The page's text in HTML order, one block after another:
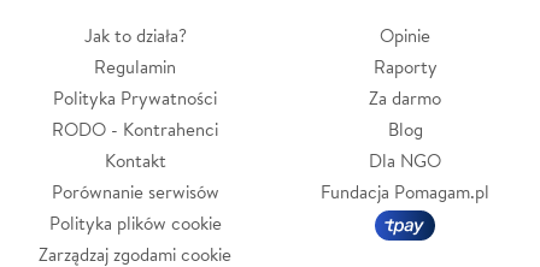
Jak to działa?
Regulamin
Polityka Prywatności
RODO - Kontrahenci
Kontakt
Porównanie serwisów
Polityka plików cookie
Zarządzaj zgodami cookie
Opinie
Raporty
Za darmo
Blog
Dla NGO
Fundacja Pomagam.pl